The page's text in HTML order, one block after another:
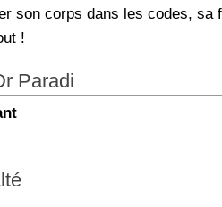
son corps dans les codes,
!
Paradi